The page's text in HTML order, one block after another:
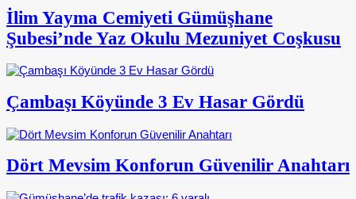
İlim Yayma Cemiyeti Gümüşhane
Şubesi’nde Yaz Okulu Mezuniyet Coşkusu
Çambaşı Köyünde 3 Ev Hasar Gördü
Dört Mevsim Konforun Güvenilir Anahtarı